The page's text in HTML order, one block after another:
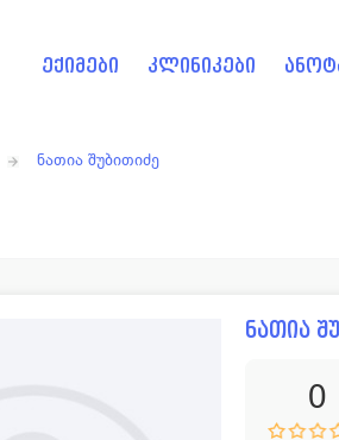
ექიმები კლინიკები
ნათია შუბითიძე
ნათია
0